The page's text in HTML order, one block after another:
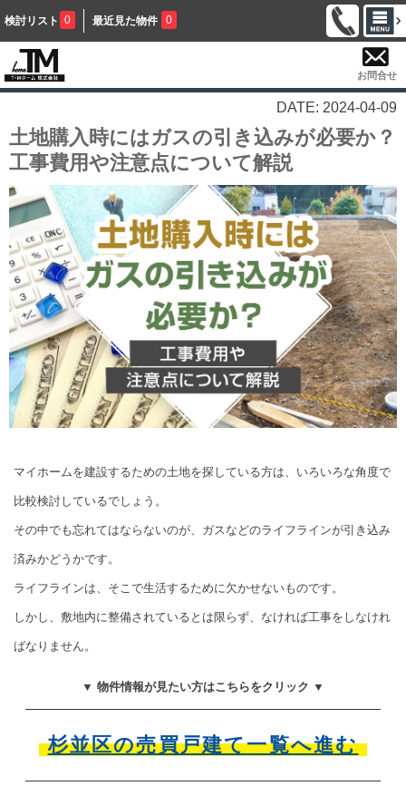
検討リスト 0 最近見た物件 0
お問合せ
DATE: 2024-04-09
土地購入時にはガスの引き込みが必要か？
工事費用や注意点について解説
マイホームを建設するための土地を探している方は、いろいろな角度で
比較検討しているでしょう。
その中でも忘れてはならないのが、ガスなどのライフラインが引き込み
済みかどうかです。
ライフラインは、そこで生活するために欠かせないものです。
しかし、敷地内に整備されているとは限らず、なければ工事をしなけれ
ばなりません。
▼ 物件情報が見たい方はこちらをクリック ▼
杉並区の売買戸建て一覧へ進む